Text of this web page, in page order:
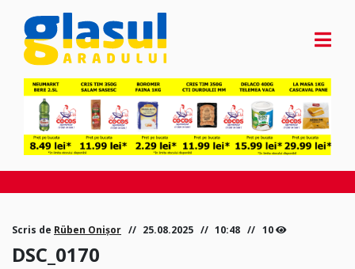
Scris de Rüben Onișor 25.08.2025 10:48 10
DSC_0170